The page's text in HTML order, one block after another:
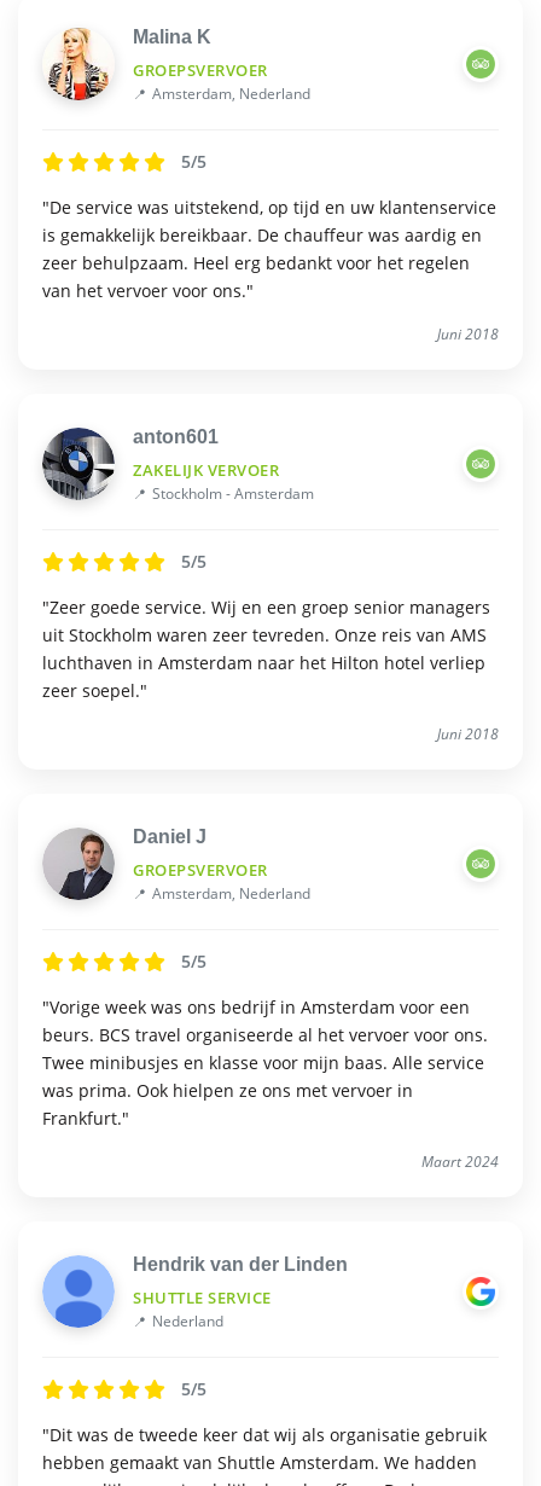
Malina K
GROEPSVERVOER
Amsterdam, Nederland
5/5
"De service was uitstekend, op tijd en uw klantenservice
is gemakkelijk bereikbaar. De chauffeur was aardig en
zeer behulpzaam. Heel erg bedankt voor het regelen
van het vervoer voor ons."
Juni 2018
anton601
ZAKELIJK VERVOER
Stockholm - Amsterdam
5/5
"Zeer goede service. Wij en een groep senior managers
uit Stockholm waren zeer tevreden. Onze reis van AMS
luchthaven in Amsterdam naar het Hilton hotel verliep
zeer soepel."
Juni 2018
Daniel J
GROEPSVERVOER
Amsterdam, Nederland
5/5
"Vorige week was ons bedrijf in Amsterdam voor een
beurs. BCS travel organiseerde al het vervoer voor ons.
Twee minibusjes en klasse voor mijn baas. Alle service
was prima. Ook hielpen ze ons met vervoer in
Frankfurt."
Maart 2024
Hendrik van der Linden
SHUTTLE SERVICE
Nederland
5/5
"Dit was de tweede keer dat wij als organisatie gebruik
hebben gemaakt van Shuttle Amsterdam. We hadden